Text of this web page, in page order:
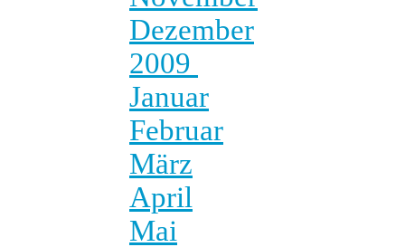
Dezember
2009
Januar
Februar
März
April
Mai